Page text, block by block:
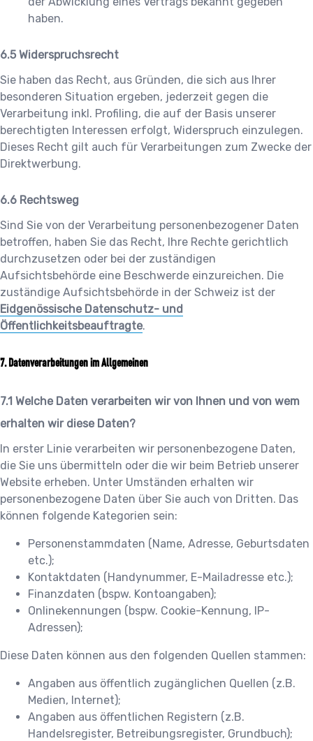
haben.
Widerspruchsrecht
Sie haben das Recht, aus Gründen, die sich aus Ihrer
besonderen Situation ergeben, jederzeit gegen die
Verarbeitung inkl. Profiling, die auf der Basis unserer
berechtigten Interessen erfolgt, Widerspruch einzulegen.
Dieses Recht gilt auch für Verarbeitungen zum Zwecke der
Direktwerbung.
Rechtsweg
Sind Sie von der Verarbeitung personenbezogener Daten
betroffen, haben Sie das Recht, Ihre Rechte gerichtlich
durchzusetzen oder bei der zuständigen
Aufsichtsbehörde eine Beschwerde einzureichen. Die
zuständige Aufsichtsbehörde in der Schweiz ist der
Eidgenössische Datenschutz- und
Öffentlichkeitsbeauftragte.
Datenverarbeitungen im Allgemeinen
Welche Daten verarbeiten wir von Ihnen und von wem
erhalten wir diese Daten?
In erster Linie verarbeiten wir personenbezogene Daten,
die Sie uns übermitteln oder die wir beim Betrieb unserer
Website erheben. Unter Umständen erhalten wir
personenbezogene Daten über Sie auch von Dritten. Das
können folgende Kategorien sein:
Personenstammdaten (Name, Adresse, Geburtsdaten
etc.);
Kontaktdaten (Handynummer, E-Mailadresse etc.);
Finanzdaten (bspw. Kontoangaben);
Onlinekennungen (bspw. Cookie-Kennung, IP-
Adressen);
Diese Daten können aus den folgenden Quellen stammen:
Angaben aus öffentlich zugänglichen Quellen (z.B.
Medien, Internet);
Angaben aus öffentlichen Registern (z.B.
Handelsregister, Betreibungsregister, Grundbuch);